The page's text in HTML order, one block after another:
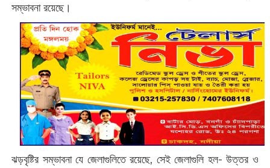
সম্ভাবনা রয়েছে।
ঝড়বৃষ্টির সম্ভাবনা যে জেলাগুলিতে রয়েছে, সেই জেলাগুলি হল- উত্তর ও